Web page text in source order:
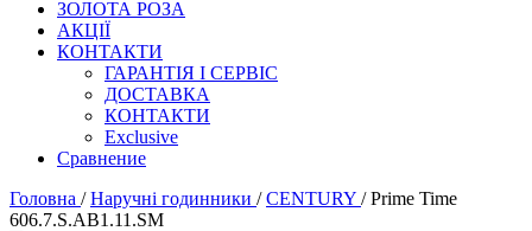
ЗОЛОТА РОЗА
АКЦІЇ
КОНТАКТИ
ГАРАНТІЯ І СЕРВІС
ДОСТАВКА
КОНТАКТИ
Exclusive
Сравнение
Головна /Наручні годинники /CENTURY / Prime Time
606.7.S.AB1.11.SM